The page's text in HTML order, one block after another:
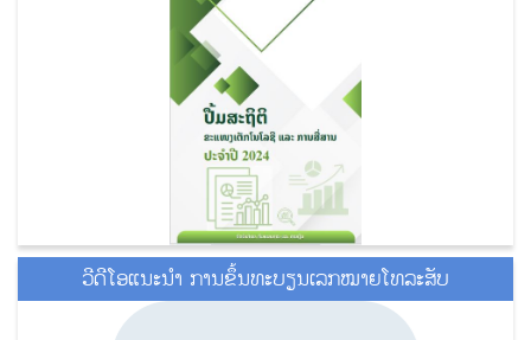
ວີດີໂອແນະນໍາ ການຂຶ້ນທະບຽນເລກໝາຍໂທລະສັບ